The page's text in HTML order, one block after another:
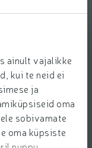
ainult vajalikke
kui te neid ei
ja
oma
sobivamate
oma küpsiste